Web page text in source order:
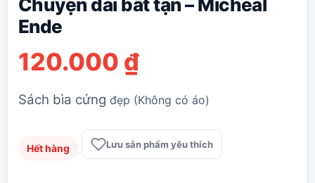
Chuyện dài bất tận – Micheal
Ende
120.000 ₫
Sách bìa cứng đẹp (Không có áo)
Hết hàng Lưu sản phẩm yêu thích